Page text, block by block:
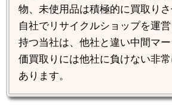
物、未使用品は積極的に買取りさ
自社でリサイクルショップを運
持つ当社は、他社と違い中間マ
価買取りには他社に負けない非
あります。